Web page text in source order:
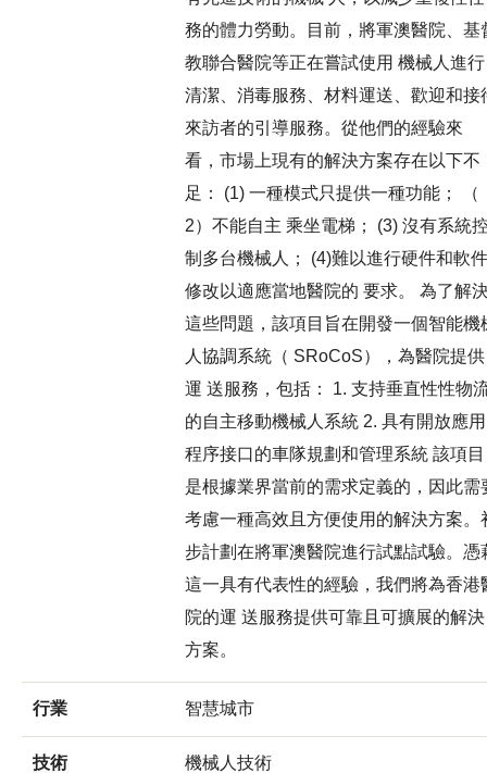
務的體力勞動。目前，將軍澳醫院、基
教聯合醫院等正在嘗試使用 機械人進行
清潔、消毒服務、材料運送、歡迎和接
來訪者的引導服務。從他們的經驗來
看，市場上現有的解決方案存在以下不
足： (1) 一種模式只提供一種功能； （
2）不能自主 乘坐電梯； (3) 沒有系統
制多台機械人； (4)難以進行硬件和軟件
修改以適應當地醫院的 要求。 為了解
這些問題，該項目旨在開發一個智能機
人協調系統（ SRoCoS），為醫院提供
運 送服務，包括： 1. 支持垂直性性物
的自主移動機械人系統 2. 具有開放應用
程序接口的車隊規劃和管理系統 該項目
是根據業界當前的需求定義的，因此需
考慮一種高效且方便使用的解決方案。
步計劃在將軍澳醫院進行試點試驗。憑
這一具有代表性的經驗，我們將為香港
院的運 送服務提供可靠且可擴展的解決
方案。
行業 智慧城市
技術 機械人技術